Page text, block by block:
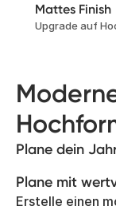
Mattes Finish
Upgrade auf
Plane dein
Plane mit
Erstelle einen